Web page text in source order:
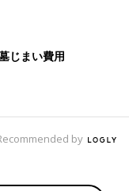
じまい費用
by